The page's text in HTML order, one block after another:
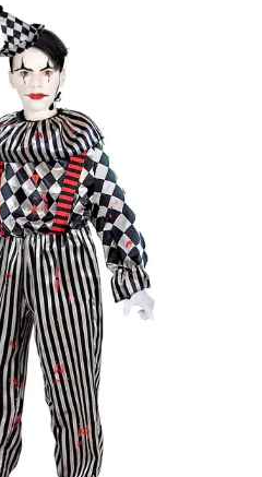
Egyéb
Tájékoztatjuk
kedves
vásárlóinkat,
a jelmezek nem
tartalmazzák a
kiegészítőket,
például harisnya,